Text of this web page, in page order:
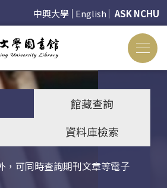
中興大學 English ASK NCHU
館藏查詢
資料庫檢索
，可同時查詢期刊文章等電子